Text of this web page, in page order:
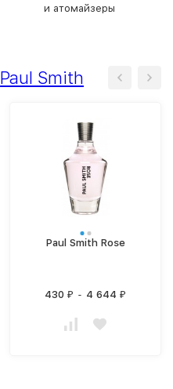
и атомайзеры
Paul Smith
Paul Smith Rose
430 ₽ - 4 644 ₽